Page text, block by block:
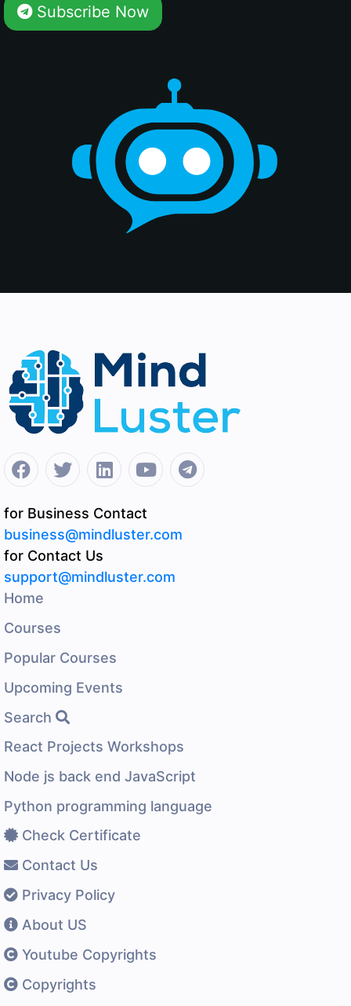
Subscribe Now
for Business Contact
business@mindluster.com
for Contact Us
support@mindluster.com
Home
Courses
Popular Courses
Upcoming Events
Search
React Projects Workshops
Node js back end JavaScript
Python programming language
Check Certificate
Contact Us
Privacy Policy
About US
Youtube Copyrights
Copyrights